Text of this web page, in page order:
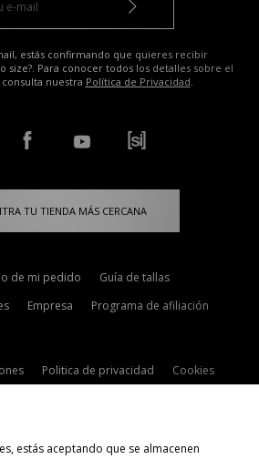
estás confirmando que quieres recibir
size?. Para conocer todos los detalles sobre el
nuestra Política de Privacidad.
TU TIENDA MÁS CERCANA
de mi pedido
Guía de tallas
Empresa Programa de afiliación
Politica de privacidad
Cookies
estás aceptando que se almacenen